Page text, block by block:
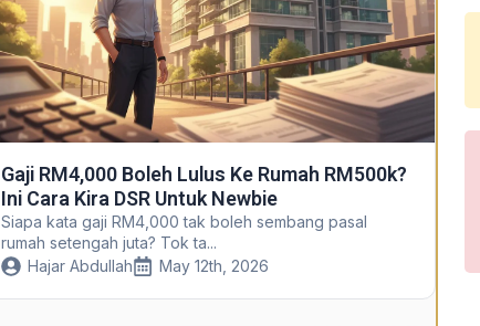
Gaji RM4,000 Boleh Lulus Ke Rumah RM500k?
Ini Cara Kira DSR Untuk Newbie
Siapa kata gaji RM4,000 tak boleh sembang pasal
rumah setengah juta? Tok ta...
Hajar Abdullah
May 12th, 2026